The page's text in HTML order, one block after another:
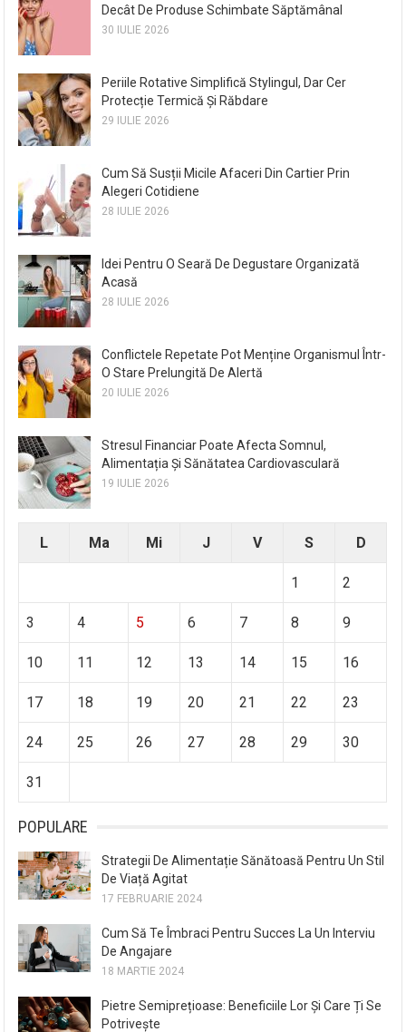
Decât De Produse Schimbate Săptămânal
30 IULIE 2026
Periile Rotative Simplifică Stylingul, Dar Cer
Protecție Termică Și Răbdare
29 IULIE 2026
Cum Să Susții Micile Afaceri Din Cartier Prin
Alegeri Cotidiene
28 IULIE 2026
Idei Pentru O Seară De Degustare Organizată
Acasă
28 IULIE 2026
Conflictele Repetate Pot Menține Organismul Într-
O Stare Prelungită De Alertă
20 IULIE 2026
Stresul Financiar Poate Afecta Somnul,
Alimentația Și Sănătatea Cardiovasculară
19 IULIE 2026
L Ma Mi J V S D
1 2
3 4 5 6 7 8 9
10 11 12 13 14 15 16
17 18 19 20 21 22 23
24 25 26 27 28 29 30
31
POPULARE
Strategii De Alimentație Sănătoasă Pentru Un Stil
De Viață Agitat
17 FEBRUARIE 2024
Cum Să Te Îmbraci Pentru Succes La Un Interviu
De Angajare
18 MARTIE 2024
Pietre Semiprețioase: Beneficiile Lor Și Care Ți Se
Potrivește